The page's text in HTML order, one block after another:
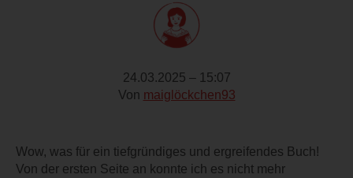
24.03.2025 – 15:07
Von maiglöckchen93
Wow, was für ein tiefgründiges und ergreifendes Buch!
Von der ersten Seite an konnte ich es nicht mehr